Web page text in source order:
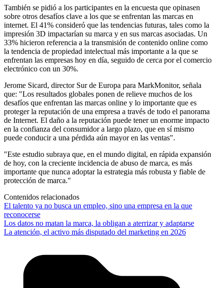
También se pidió a los participantes en la encuesta que opinasen
sobre otros desafíos clave a los que se enfrentan las marcas en
internet. El 41% consideró que las tendencias futuras, tales como la
impresión 3D impactarían su marca y en sus marcas asociadas. Un
33% hicieron referencia a la transmisión de contenido online como
la tendencia de propiedad intelectual más importante a la que se
enfrentan las empresas hoy en día, seguido de cerca por el comercio
electrónico con un 30%.
Jerome Sicard, director Sur de Europa para MarkMonitor, señala
que: "Los resultados globales ponen de relieve muchos de los
desafíos que enfrentan las marcas online y lo importante que es
proteger la reputación de una empresa a través de todo el panorama
de Internet. El daño a la reputación puede tener un enorme impacto
en la confianza del consumidor a largo plazo, que en sí mismo
puede conducir a una pérdida aún mayor en las ventas".
"Este estudio subraya que, en el mundo digital, en rápida expansión
de hoy, con la creciente incidencia de abuso de marca, es más
importante que nunca adoptar la estrategia más robusta y fiable de
protección de marca."
Contenidos relacionados
El talento ya no busca un empleo, sino una empresa en la que
reconocerse
Los datos no matan la marca, la obligan a aterrizar y adaptarse
La atención, el activo más disputado del marketing en 2026